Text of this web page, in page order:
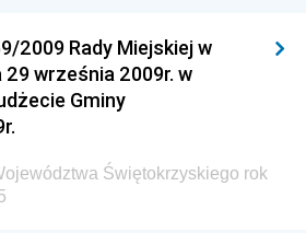
Ministerstwa Kultury, Dziedzictwa
Ministra Finansów, Funduszy i
Ministra Rozwoju, Pracy i
2009 Rady Miejskiej w
września 2009r. w
Gminy
Świętokrzyskiego rok